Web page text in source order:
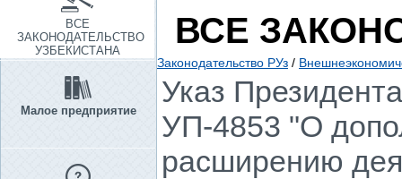
ВСЕ
ЗАКОНОДАТЕЛЬСТВО
УЗБЕКИСТАНА
Малое предприятие
ВСЕ
Законодательство РУз /
Указ
УП-4853 "О
расширению